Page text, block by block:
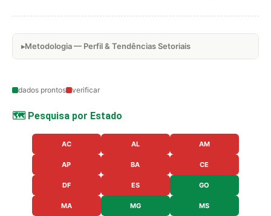
Metodologia — Perfil & Tendências Setoriais
dados prontos verificar
🗺️ Pesquisa por Estado
AC AL AM
AP BA CE
DF ES GO
MA MG MS